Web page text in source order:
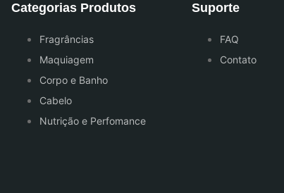
Categorias Produtos
Fragrâncias
Maquiagem
Corpo e Banho
Cabelo
Nutrição e Perfomance
Suporte
FAQ
Contato